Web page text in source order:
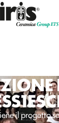
il progetto